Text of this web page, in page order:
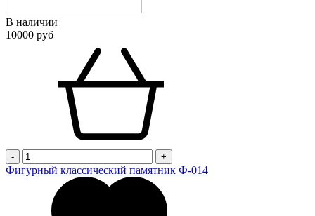
В наличии
10000 руб
- +
Фигурный классический памятник Ф-014